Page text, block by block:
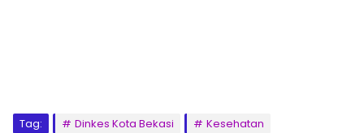
Tag: Dinkes Kota Bekasi
Kesehatan